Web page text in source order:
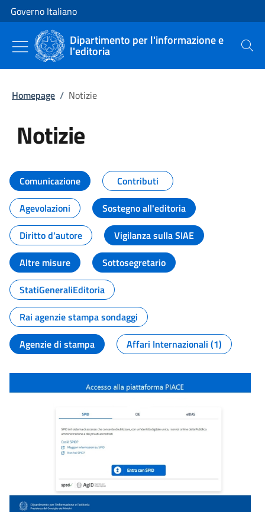
Vai al contenuto
Vai alla navigazione del sito
Governo Italiano
Dipartimento per l'informazione e
l'editoria Cerca
Homepage / Notizie
Notizie
Tutti i contenuti della pagina
Comunicazione
Contributi
Agevolazioni
Sostegno all'editoria
Diritto d'autore
Vigilanza sulla SIAE
Altre misure
Sottosegretario
StatiGeneraliEditoria
Rai agenzie stampa sondaggi
Agenzie di stampa
Affari Internazionali (1)